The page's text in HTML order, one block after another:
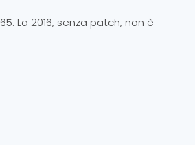
La 2016, senza patch, non è